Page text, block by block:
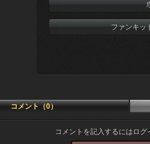
ファンキッ
コメント（0）
コメントを記入するにはログ